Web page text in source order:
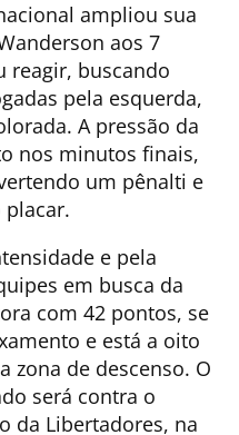
ampliou sua
aos 7
reagir, buscando
pela esquerda,
A pressão da
nos minutos finais,
um pênalti e
e pela
em busca da
com 42 pontos, se
e está a oito
zona de descenso. O
será contra o
da Libertadores, na